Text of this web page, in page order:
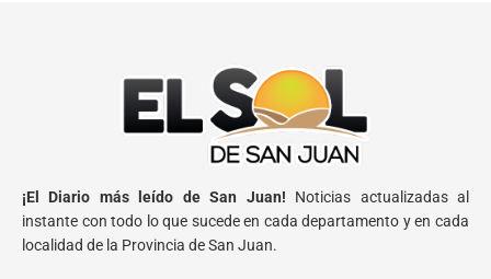
¡El Diario más leído de San Juan! Noticias actualizadas al
instante con todo lo que sucede en cada departamento y en cada
localidad de la Provincia de San Juan.